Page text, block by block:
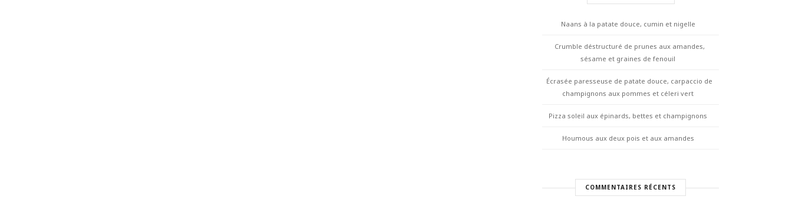
Naans à la patate douce, cumin et nigelle
Crumble déstructuré de prunes aux amandes,
sésame et graines de fenouil
Écrasée paresseuse de patate douce, carpaccio de
champignons aux pommes et céleri vert
Pizza soleil aux épinards, bettes et champignons
Houmous aux deux pois et aux amandes
COMMENTAIRES RÉCENTS